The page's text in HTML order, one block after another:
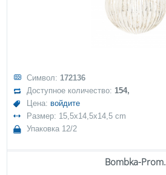
Символ: 172136
Доступное количество:154,
Цена: войдите
Размер: 15,5x14,5x14,5 cm
Упаковка 12/2
Bombka-Prom.